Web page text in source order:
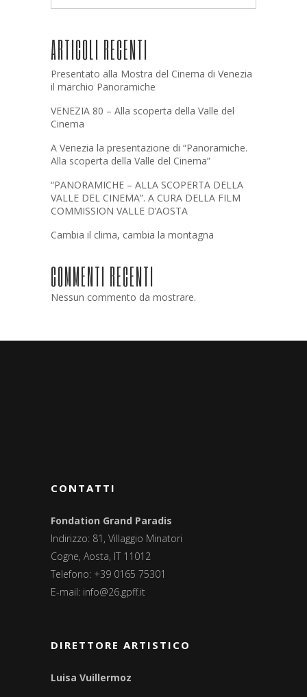
ARTICOLI RECENTI
Presentato alla Mostra del Cinema di Venezia
il marchio Panoramiche
VENEZIA 80 – Alla scoperta della Valle del
Cinema
A Venezia la presentazione di “Panoramiche.
Alla scoperta della Valle del Cinema”
“PANORAMICHE – ALLA SCOPERTA DELLA
VALLE DEL CINEMA”. A CURA DELLA FILM
COMMISSION VALLE D’AOSTA
Cambia il clima, cambia la montagna
COMMENTI RECENTI
Nessun commento da mostrare.
CONTATTI
Fondation Grand Paradis
Indirizzo: 81, Villaggio Minatori
Cogne, Aosta, IT 11012
Telefono: +39 0165 75301
E-mail: info@26.gpff.it
DIRETTORE ARTISTICO
Luisa Vuillermoz